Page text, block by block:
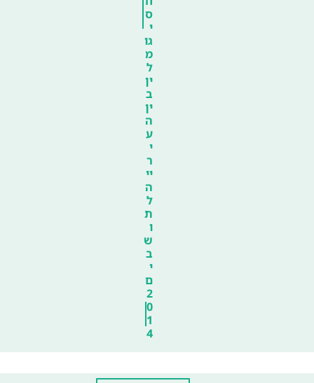
ס
י
גו
מ
ל
ין
ב
ין
ה
ע
י
ר
יי
ה
ל
ת
ו
ש
ב
י
ם
2
0
1
4